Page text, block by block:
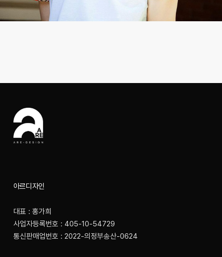
아르디자인
대표 : 홍가희
사업자등록번호 : 405-10-54729
통신판매업번호 : 2022-의정부송산-0624